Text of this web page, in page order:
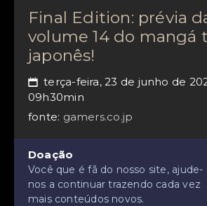
Final Edition: prévia
volume 14 do mangá
japonês!
📅 terça-feira, 23 de junho de
09h30min
fonte: gamers.co.jp
Doação
Você que é fã do nosso site, ajude-
nos a continuar trazendo cada vez
mais conteúdos novos.